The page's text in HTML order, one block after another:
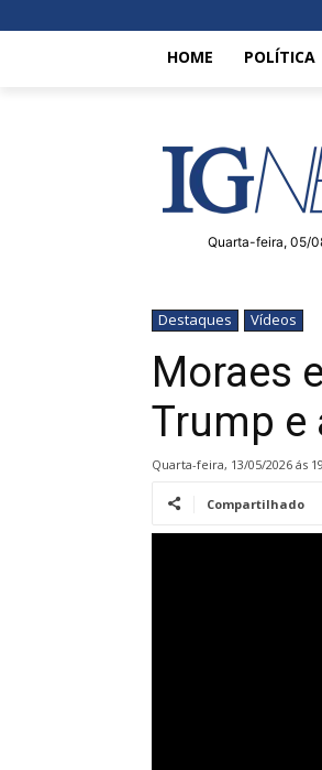
HOME POLÍTICA
Quarta-feira, 05/
Destaques Vídeos
Moraes
Trump e
quarta-feira, 13/05/2026 ás
Compartilhado